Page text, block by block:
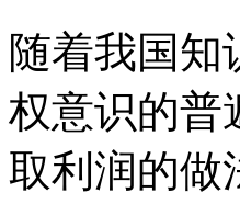
随着我国知
权意识的普
取利润的做